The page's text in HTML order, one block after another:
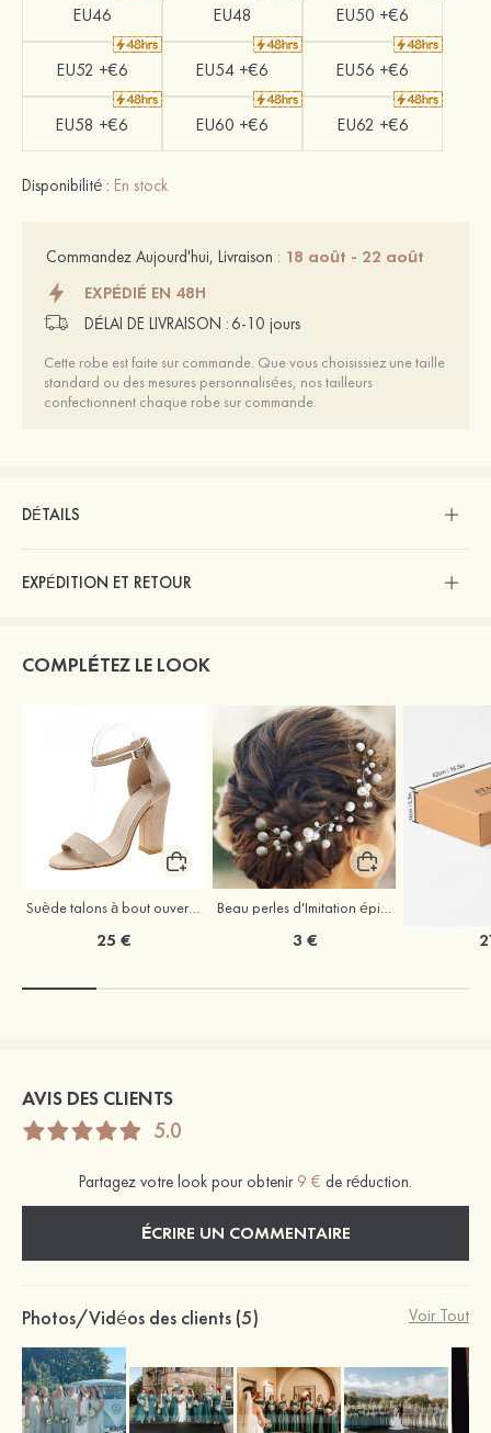
EU46 EU48 EU50 +€6
EU52 +€6 EU54 +€6 EU56 +€6
EU58 +€6 EU60 +€6 EU62 +€6
Disponibilité : En stock
Commandez Aujourd'hui, Livraison : 18 août - 22 août
EXPÉDIÉ EN 48H
DÉLAI DE LIVRAISON : 6-10 jours
Cette robe est faite sur commande. Que vous choisissiez une taille
standard ou des mesures personnalisées, nos tailleurs
confectionnent chaque robe sur commande.
DÉTAILS
EXPÉDITION ET RETOUR
COMPLÉTEZ LE LOOK
Suède talons à bout ouvert sandales talon bottier chaussures pour les soirées
25 €
Beau perles d'Imitation épingles à cheveux coiffe
3 €
AVIS DES CLIENTS
5.0
Partagez votre look pour obtenir 9 € de réduction.
ÉCRIRE UN COMMENTAIRE
Photos/Vidéos des clients (5) Voir Tout